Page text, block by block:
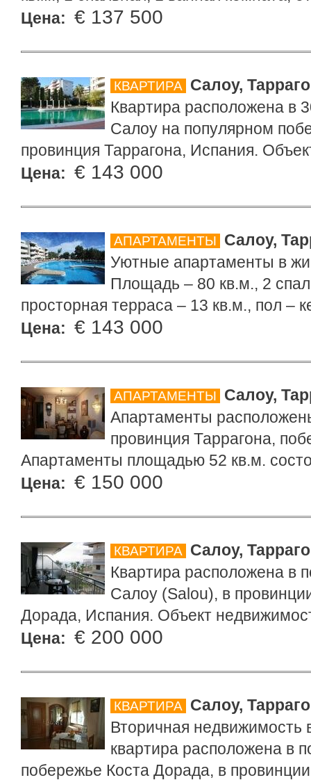
Цена: € 137 500
КВАРТИРА
Салоу,
Квартира расположена в
Салоу на популярном
провинция Таррагона, Испания.
Цена: € 143 000
АПАРТАМЕНТЫ
Салоу,
Уютные апартаменты в
Площадь – 80 кв.м., 2
просторная терраса – 13 кв.м., пол –
Цена: € 143 000
АПАРТАМЕНТЫ
Салоу,
Апартаменты
провинция Таррагона,
Апартаменты площадью 52 кв.м.
Цена: € 150 000
КВАРТИРА
Салоу,
Квартира расположена в
Салоу (Salou), в
Дорада, Испания. Объект
Цена: € 200 000
КВАРТИРА
Салоу,
Вторичная недвижимость
квартира расположена в
побережье Коста Дорада, в